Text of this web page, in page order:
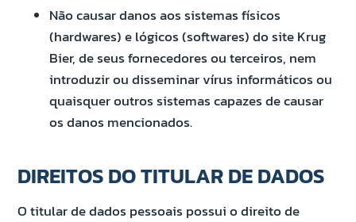
Não causar danos aos sistemas físicos
(hardwares) e lógicos (softwares) do site Krug
Bier, de seus fornecedores ou terceiros, nem
introduzir ou disseminar vírus informáticos ou
quaisquer outros sistemas capazes de causar
os danos mencionados.
DIREITOS DO TITULAR DE DADOS
O titular de dados pessoais possui o direito de